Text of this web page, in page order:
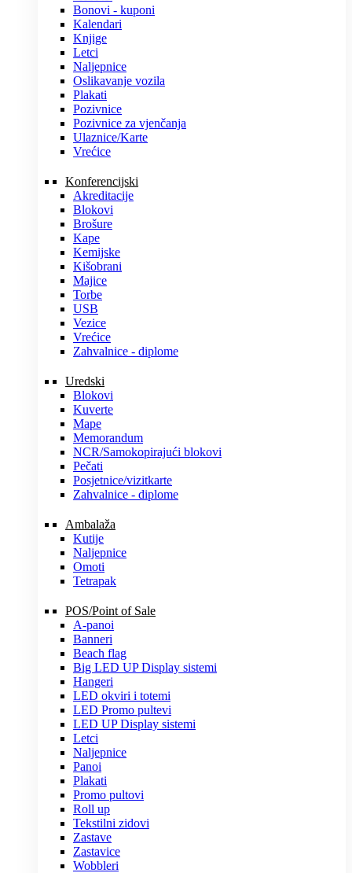
Bonovi - kuponi
Kalendari
Knjige
Letci
Naljepnice
Oslikavanje vozila
Plakati
Pozivnice
Pozivnice za vjenčanja
Ulaznice/Karte
Vrećice
Konferencijski
Akreditacije
Blokovi
Brošure
Kape
Kemijske
Kišobrani
Majice
Torbe
USB
Vezice
Vrećice
Zahvalnice - diplome
Uredski
Blokovi
Kuverte
Mape
Memorandum
NCR/Samokopirajući blokovi
Pečati
Posjetnice/vizitkarte
Zahvalnice - diplome
Ambalaža
Kutije
Naljepnice
Omoti
Tetrapak
POS/Point of Sale
A-panoi
Banneri
Beach flag
Big LED UP Display sistemi
Hangeri
LED okviri i totemi
LED Promo pultevi
LED UP Display sistemi
Letci
Naljepnice
Panoi
Plakati
Promo pultovi
Roll up
Tekstilni zidovi
Zastave
Zastavice
Wobbleri